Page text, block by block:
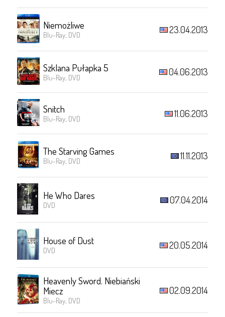
Niemożliwe
Blu-Ray, DVD 23.04.2013
Szklana Pułapka 5
Blu-Ray, DVD 04.06.2013
Snitch
Blu-Ray, DVD 11.06.2013
The Starving Games
Blu-Ray, DVD 11.11.2013
He Who Dares
DVD 07.04.2014
House of Dust
DVD 20.05.2014
Heavenly Sword. Niebiański
Miecz
Blu-Ray, DVD
02.09.2014